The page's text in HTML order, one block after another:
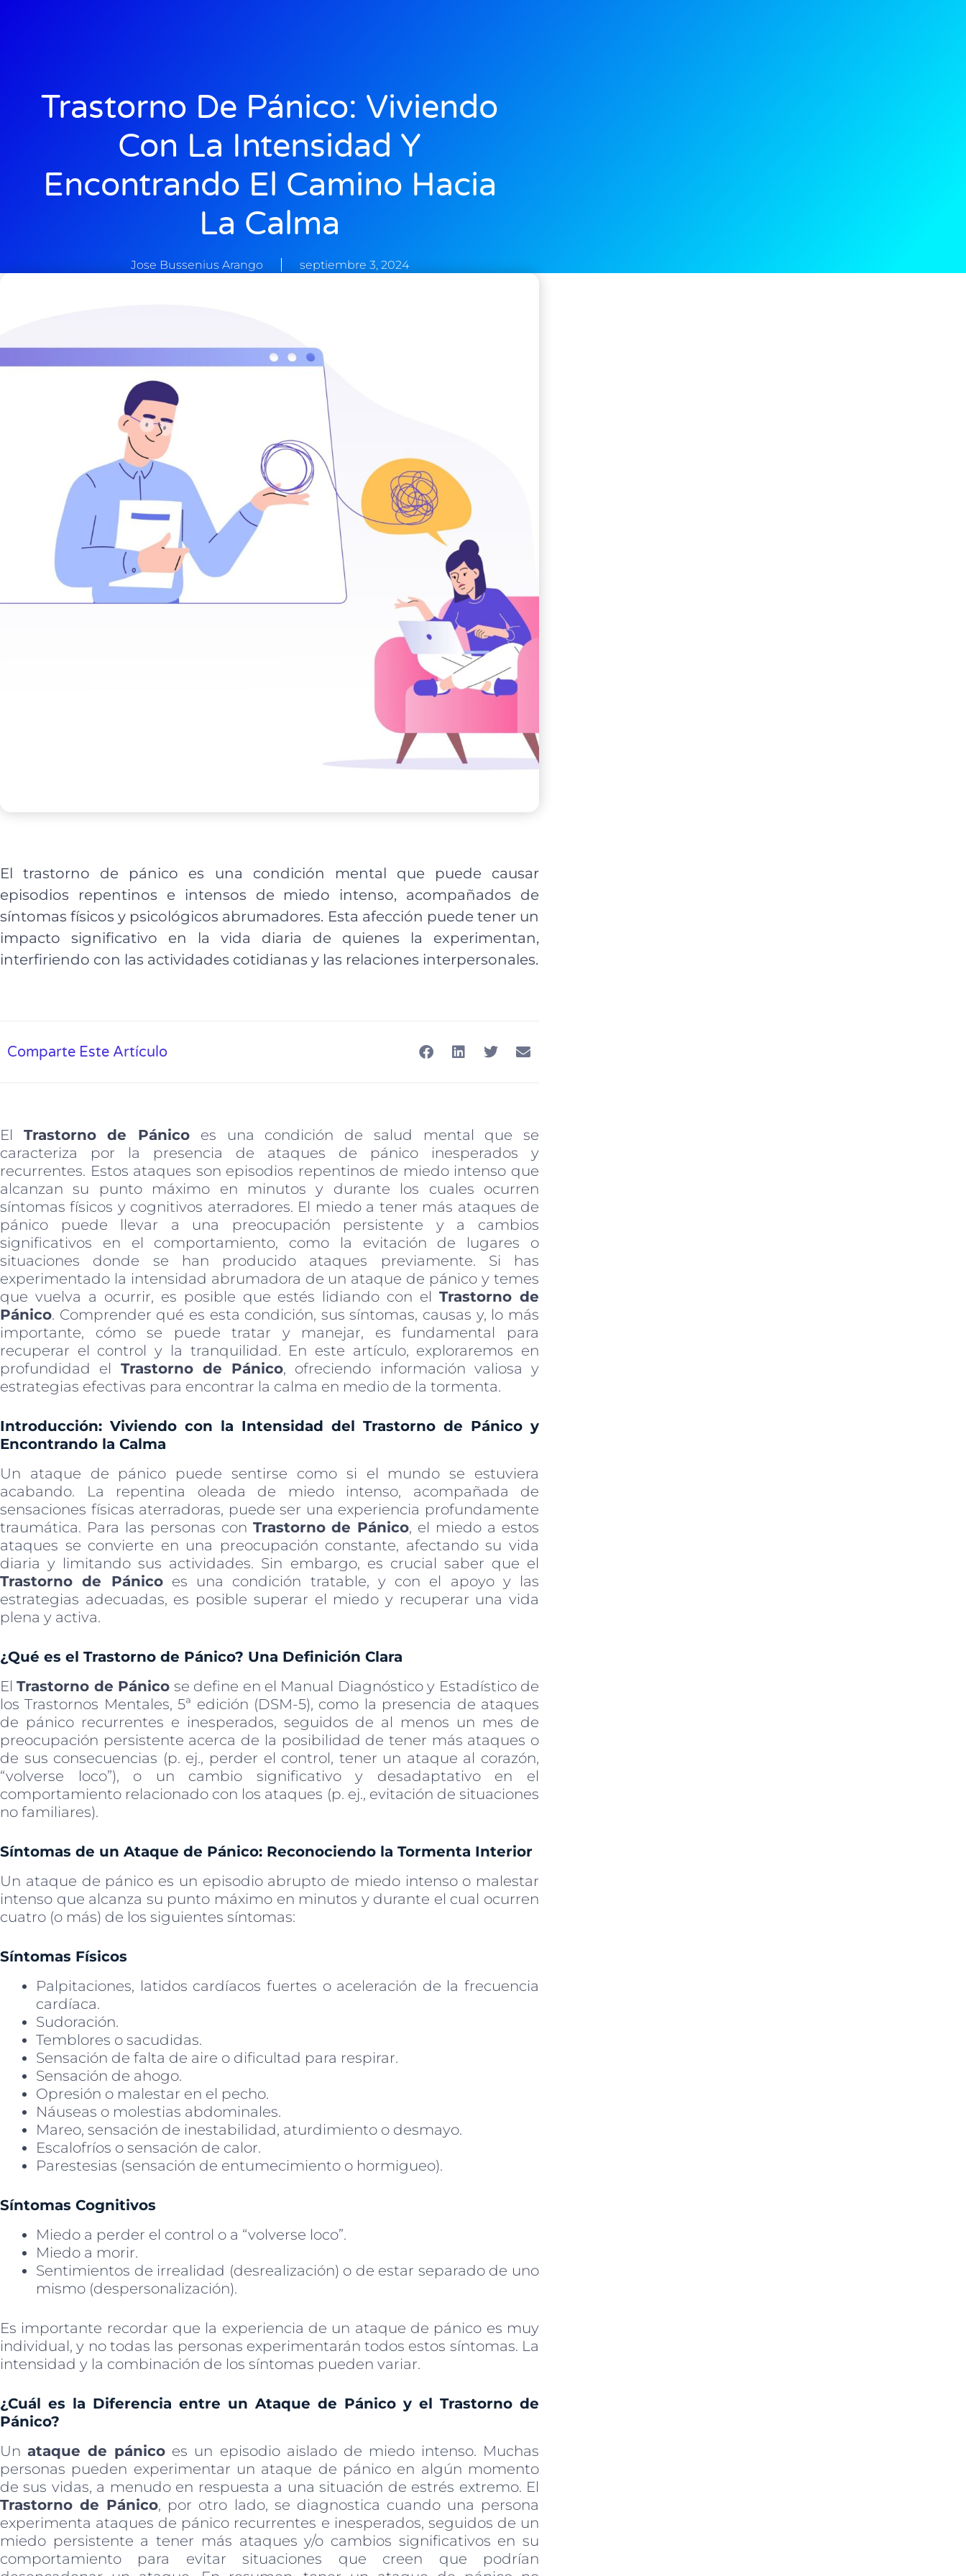
Trastorno De Pánico: Viviendo
Con La Intensidad Y
Encontrando El Camino Hacia
La Calma
Jose Bussenius Arango septiembre 3, 2024
El trastorno de pánico es una condición mental que puede causar
episodios repentinos e intensos de miedo intenso, acompañados de
síntomas físicos y psicológicos abrumadores. Esta afección puede tener un
impacto significativo en la vida diaria de quienes la experimentan,
interfiriendo con las actividades cotidianas y las relaciones interpersonales.
Comparte Este Artículo
El Trastorno de Pánico es una condición de salud mental que se
caracteriza por la presencia de ataques de pánico inesperados y
recurrentes. Estos ataques son episodios repentinos de miedo intenso que
alcanzan su punto máximo en minutos y durante los cuales ocurren
síntomas físicos y cognitivos aterradores. El miedo a tener más ataques de
pánico puede llevar a una preocupación persistente y a cambios
significativos en el comportamiento, como la evitación de lugares o
situaciones donde se han producido ataques previamente. Si has
experimentado la intensidad abrumadora de un ataque de pánico y temes
que vuelva a ocurrir, es posible que estés lidiando con elTrastorno de
Pánico. Comprender qué es esta condición, sus síntomas, causas y, lo más
importante, cómo se puede tratar y manejar, es fundamental para
recuperar el control y la tranquilidad. En este artículo, exploraremos en
profundidad el Trastorno de Pánico, ofreciendo información valiosa y
estrategias efectivas para encontrar la calma en medio de la tormenta.
Introducción: Viviendo con la Intensidad del Trastorno de Pánico y
Encontrando la Calma
Un ataque de pánico puede sentirse como si el mundo se estuviera
acabando. La repentina oleada de miedo intenso, acompañada de
sensaciones físicas aterradoras, puede ser una experiencia profundamente
traumática. Para las personas con Trastorno de Pánico, el miedo a estos
ataques se convierte en una preocupación constante, afectando su vida
diaria y limitando sus actividades. Sin embargo, es crucial saber que el
Trastorno de Pánicoes una condición tratable, y con el apoyo y las
estrategias adecuadas, es posible superar el miedo y recuperar una vida
plena y activa.
¿Qué es el Trastorno de Pánico? Una Definición Clara
ElTrastorno de Pánico se define en el Manual Diagnóstico y Estadístico de
los Trastornos Mentales, 5ª edición (DSM-5), como la presencia de ataques
de pánico recurrentes e inesperados, seguidos de al menos un mes de
preocupación persistente acerca de la posibilidad de tener más ataques o
de sus consecuencias (p. ej., perder el control, tener un ataque al corazón,
“volverse loco”), o un cambio significativo y desadaptativo en el
comportamiento relacionado con los ataques (p. ej., evitación de situaciones
no familiares).
Síntomas de un Ataque de Pánico: Reconociendo la Tormenta Interior
Un ataque de pánico es un episodio abrupto de miedo intenso o malestar
intenso que alcanza su punto máximo en minutos y durante el cual ocurren
cuatro (o más) de los siguientes síntomas:
Síntomas Físicos
Palpitaciones, latidos cardíacos fuertes o aceleración de la frecuencia
cardíaca.
Sudoración.
Temblores o sacudidas.
Sensación de falta de aire o dificultad para respirar.
Sensación de ahogo.
Opresión o malestar en el pecho.
Náuseas o molestias abdominales.
Mareo, sensación de inestabilidad, aturdimiento o desmayo.
Escalofríos o sensación de calor.
Parestesias (sensación de entumecimiento o hormigueo).
Síntomas Cognitivos
Miedo a perder el control o a “volverse loco”.
Miedo a morir.
Sentimientos de irrealidad (desrealización) o de estar separado de uno
mismo (despersonalización).
Es importante recordar que la experiencia de un ataque de pánico es muy
individual, y no todas las personas experimentarán todos estos síntomas. La
intensidad y la combinación de los síntomas pueden variar.
¿Cuál es la Diferencia entre un Ataque de Pánico y el Trastorno de
Pánico?
Unataque de pánico es un episodio aislado de miedo intenso. Muchas
personas pueden experimentar un ataque de pánico en algún momento
de sus vidas, a menudo en respuesta a una situación de estrés extremo. El
Trastorno de Pánico, por otro lado, se diagnostica cuando una persona
experimenta ataques de pánico recurrentes e inesperados, seguidos de un
miedo persistente a tener más ataques y/o cambios significativos en su
comportamiento para evitar situaciones que creen que podrían